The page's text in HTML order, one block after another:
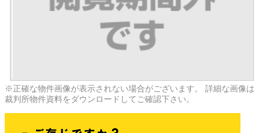
※正確な物件画像が表示されない場合がございます。 詳細な画像は
裁判所物件資料をダウンロードしてご確認下さい。